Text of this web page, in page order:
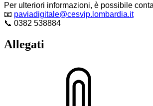
Per ulteriori informazioni, è possibile
📧 paviadigitale@cesvip.lombardia.it
📞 0382 538884
Allegati